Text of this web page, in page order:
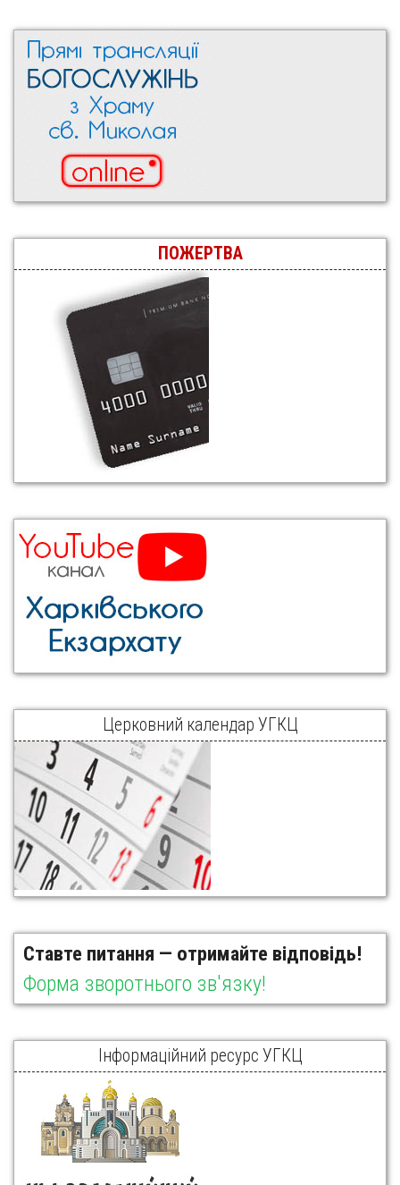
ПОЖЕРТВА
Церковний календар УГКЦ
Ставте питання — отримайте відповідь!
Форма зворотнього зв'язку!
Інформаційний ресурс УГКЦ